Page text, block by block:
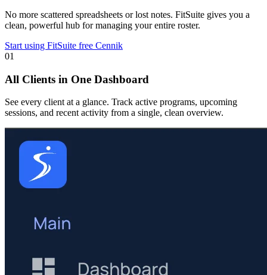
No more scattered spreadsheets or lost notes. FitSuite gives you a
clean, powerful hub for managing your entire roster.
Start using FitSuite free Cennik
01
All Clients in One Dashboard
See every client at a glance. Track active programs, upcoming
sessions, and recent activity from a single, clean overview.